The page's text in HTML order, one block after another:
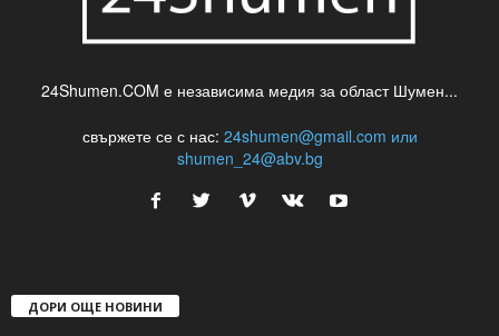
24Shumen.COM е независима медия за област Шумен...
свържете се с нас: 24shumen@gmail.com или
shumen_24@abv.bg
ДОРИ ОЩЕ НОВИНИ